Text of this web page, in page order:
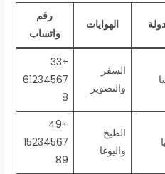
الهوايات
رقم
واتساب
السفر
والتصوير
+33
61234567
8
الطبخ
واليوغا
+49
15234567
89